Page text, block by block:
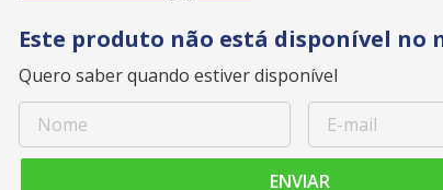
Este produto não está disponível no
Quero saber quando estiver disponível
ENVIAR